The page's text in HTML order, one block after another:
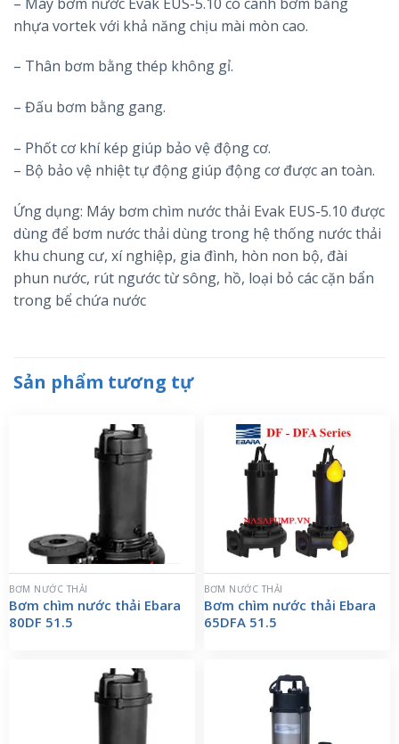
nhựa vortek với khả năng chịu mài mòn cao.
– Thân bơm bằng thép không gỉ.
– Đấu bơm bằng gang.
– Phốt cơ khí kép giúp bảo vệ động cơ.
– Bộ bảo vệ nhiệt tự động giúp động cơ được an toàn.
Ứng dụng: Máy bơm chìm nước thải Evak EUS-5.10 được
dùng để bơm nước thải dùng trong hệ thống nước thải
khu chung cư, xí nghiệp, gia đình, hòn non bộ, đài
phun nước, rút ngước từ sông, hồ, loại bỏ các cặn bẩn
trong bể chứa nước
Sản phẩm tương tự
BƠM NƯỚC THẢI
Bơm chìm nước thải Ebara
80DF 51.5
BƠM NƯỚC THẢI
Bơm chìm nước thải Ebara
65DFA 51.5